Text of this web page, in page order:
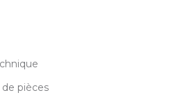
de pièces